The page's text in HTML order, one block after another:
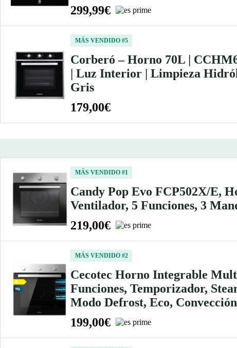
299,99€
MÁS VENDIDO #5
Corberó – Horno 70L |
| Luz Interior | Limpieza
Gris
179,00€
MÁS VENDIDO #1
Candy Pop Evo FCP502X/E,
Ventilador, 5 Funciones, 3
219,00€
MÁS VENDIDO #2
Cecotec Horno Integrable
Funciones, Temporizador,
Modo Defrost, Eco, Convección
199,00€